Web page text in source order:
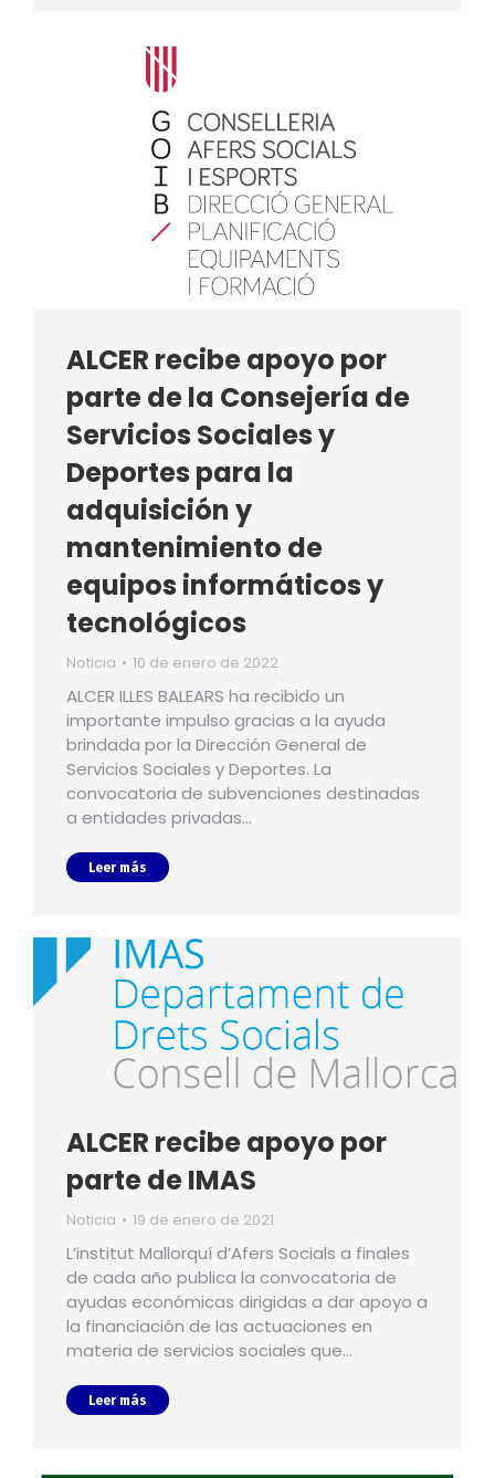
ALCER recibe apoyo por
parte de la Consejería de
Servicios Sociales y
Deportes para la
adquisición y
mantenimiento de
equipos informáticos y
tecnológicos
Noticia 10 de enero de 2022
ALCER ILLES BALEARS ha recibido un
importante impulso gracias a la ayuda
brindada por la Dirección General de
Servicios Sociales y Deportes. La
convocatoria de subvenciones destinadas
a entidades privadas…
Leer más
ALCER recibe apoyo por
parte de IMAS
Noticia 19 de enero de 2021
L’institut Mallorquí d’Afers Socials a finales
de cada año publica la convocatoria de
ayudas económicas dirigidas a dar apoyo a
la financiación de las actuaciones en
materia de servicios sociales que…
Leer más